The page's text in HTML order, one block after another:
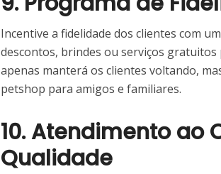
Incentive a fidelidade dos clientes com
descontos, brindes ou serviços
apenas manterá os clientes voltando,
petshop para amigos e familiares.
10. Atendimento ao
Qualidade